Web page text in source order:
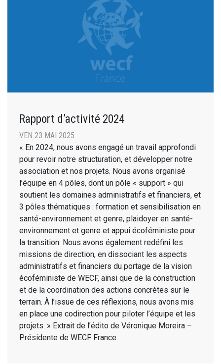
Rapport d’activité 2024
VEN 23 MAI 2025
« En 2024, nous avons engagé un travail approfondi
pour revoir notre structuration, et développer notre
association et nos projets. Nous avons organisé
l’équipe en 4 pôles, dont un pôle « support » qui
soutient les domaines administratifs et financiers, et
3 pôles thématiques : formation et sensibilisation en
santé-environnement et genre, plaidoyer en santé-
environnement et genre et appui écoféministe pour
la transition. Nous avons également redéfini les
missions de direction, en dissociant les aspects
administratifs et financiers du portage de la vision
écoféministe de WECF, ainsi que de la construction
et de la coordination des actions concrètes sur le
terrain. À l’issue de ces réflexions, nous avons mis
en place une codirection pour piloter l’équipe et les
projets. » Extrait de l’édito de Véronique Moreira –
Présidente de WECF France.